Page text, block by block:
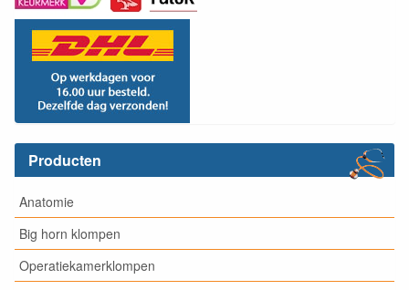
Producten
Anatomie
Big horn klompen
Operatiekamerklompen